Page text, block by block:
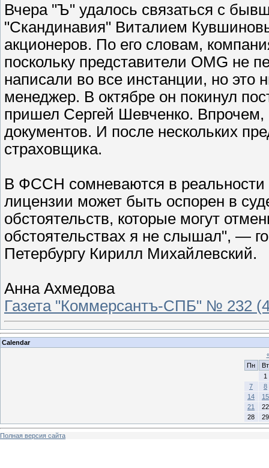
Вчера "Ъ" удалось связаться с
"Скандинавия" Виталием
акционеров. По его словам,
поскольку представители OMG не
написали во все инстанции, но это
менеджер. В октябре он покинул
пришел Сергей Шевченко. Впрочем,
документов. И после нескольких
страховщика.
В ФССН сомневаются в реальности
лицензии может быть оспорен в
обстоятельств, которые могут
обстоятельствах я не слышал", —
Петербургу Кирилл Михайлевский.
Анна Ахмедова
Газета "Коммерсантъ-СПБ" № 232
Calendar
Пн
Вт
1
7
8
14
15
21
22
28
29
Полная версия сайта